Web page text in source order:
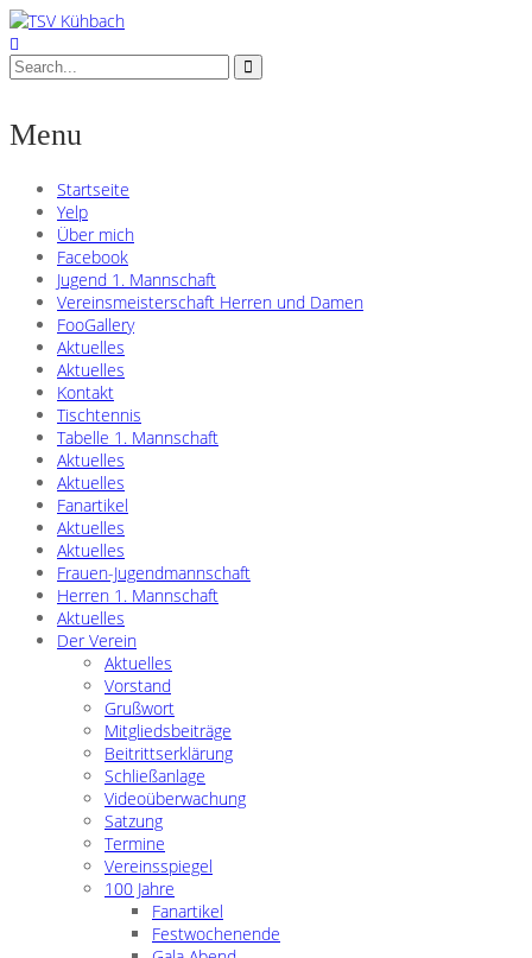
Menu
Startseite
Yelp
Über mich
Facebook
Jugend 1. Mannschaft
Vereinsmeisterschaft Herren und Damen
FooGallery
Aktuelles
Aktuelles
Kontakt
Tischtennis
Tabelle 1. Mannschaft
Aktuelles
Aktuelles
Fanartikel
Aktuelles
Aktuelles
Frauen-Jugendmannschaft
Herren 1. Mannschaft
Aktuelles
Der Verein
Aktuelles
Vorstand
Grußwort
Mitgliedsbeiträge
Beitrittserklärung
Schließanlage
Videoüberwachung
Satzung
Termine
Vereinsspiegel
100 Jahre
Fanartikel
Festwochenende